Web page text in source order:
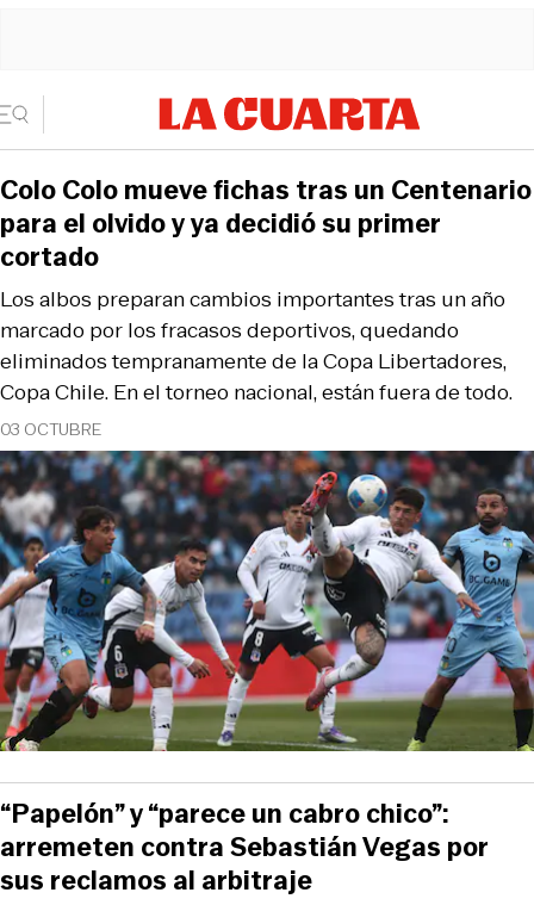
03 OCTUBRE
Los albos preparan cambios importantes tras un año
marcado por los fracasos deportivos, quedando
eliminados tempranamente de la Copa Libertadores,
Copa Chile. En el torneo nacional, están fuera de todo.
Colo Colo mueve fichas tras un Centenario
para el olvido y ya decidió su primer
cortado
“Papelón” y “parece un cabro chico”:
arremeten contra Sebastián Vegas por
sus reclamos al arbitraje